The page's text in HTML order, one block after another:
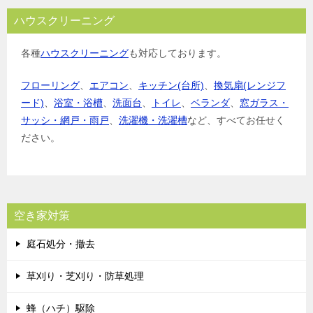
ハウスクリーニング
各種ハウスクリーニングも対応しております。
フローリング、 エアコン、 キッチン(台所)、 換気扇(レンジフ
ード)、 浴室・浴槽、 洗面台、 トイレ、 ベランダ、 窓ガラス・
サッシ・網戸・雨戸、 洗濯機・洗濯槽など、すべてお任せく
ださい。
空き家対策
庭石処分・撤去
草刈り・芝刈り・防草処理
蜂（ハチ）駆除